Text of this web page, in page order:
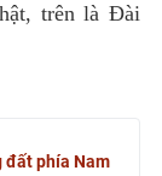
trên là Đài
đất phía Nam